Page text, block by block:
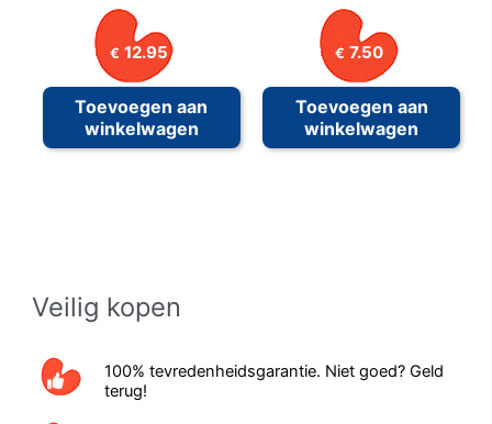
Veilig kopen
100% tevredenheidsgarantie. Niet goed? Geld
terug!
€ 12.95
Toevoegen aan
winkelwagen
€ 7.50
Toevoegen aan
winkelwagen